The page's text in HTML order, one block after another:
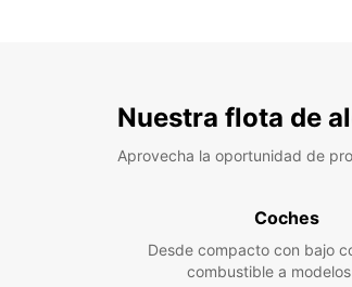
Nuestra flota de
Aprovecha la oportunidad de
Coches
Desde compacto con bajo
combustible a modelos